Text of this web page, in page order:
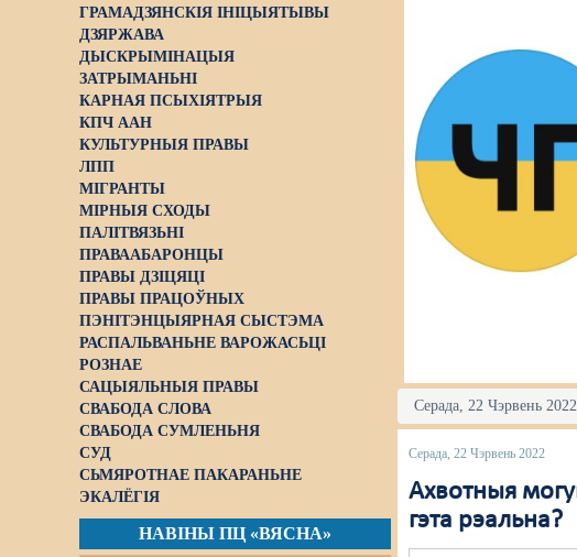
ГРАМАДЗЯНСКІЯ ІНІЦЫЯТЫВЫ
ДЗЯРЖАВА
ДЫСКРЫМІНАЦЫЯ
ЗАТРЫМАНЬНІ
КАРНАЯ ПСЫХІЯТРЫЯ
КПЧ ААН
КУЛЬТУРНЫЯ ПРАВЫ
ЛПП
МІГРАНТЫ
МІРНЫЯ СХОДЫ
ПАЛІТВЯЗЬНІ
ПРАВААБАРОНЦЫ
ПРАВЫ ДЗІЦЯЦІ
ПРАВЫ ПРАЦОЎНЫХ
ПЭНІТЭНЦЫЯРНАЯ СЫСТЭМА
РАСПАЛЬВАНЬНЕ ВАРОЖАСЬЦІ
РОЗНАЕ
САЦЫЯЛЬНЫЯ ПРАВЫ
СВАБОДА СЛОВА
СВАБОДА СУМЛЕНЬНЯ
СУД
СЬМЯРОТНАЕ ПАКАРАНЬНЕ
ЭКАЛЁГІЯ
НАВІНЫ ПЦ «ВЯСНА»
Серада, 22 Чэрвень
Серада, 22 Чэрвень 2022
Ахвотныя
гэта рэальна?